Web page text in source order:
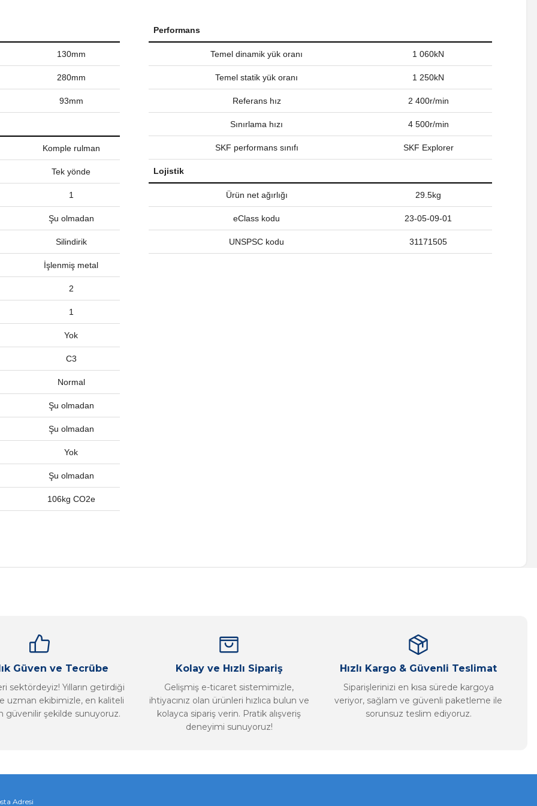
130mm
280mm
93mm
Komple rulman
Tek yönde
1
Şu olmadan
Silindirik
İşlenmiş metal
2
1
Yok
C3
Normal
Şu olmadan
Şu olmadan
Yok
Şu olmadan
106kg CO2e
Performans
Temel dinamik yük oranı 1 060kN
Temel statik yük oranı 1 250kN
Referans hız 2 400r/min
Sınırlama hızı 4 500r/min
SKF performans sınıfı SKF Explorer
Lojistik
Ürün net ağırlığı 29.5kg
eClass kodu 23-05-09-01
UNSPSC kodu 31171505
Güven ve Tecrübe
sektördeyiz! Yılların getirdiği
uzman ekibimizle, en kaliteli
güvenilir şekilde sunuyoruz.
Kolay ve Hızlı Sipariş
Gelişmiş e-ticaret sistemimizle,
ihtiyacınız olan ürünleri hızlıca bulun ve
kolayca sipariş verin. Pratik alışveriş
deneyimi sunuyoruz!
Hızlı Kargo & Güvenli Teslimat
Siparişlerinizi en kısa sürede kargoya
veriyor, sağlam ve güvenli paketleme ile
sorunsuz teslim ediyoruz.
Adresi